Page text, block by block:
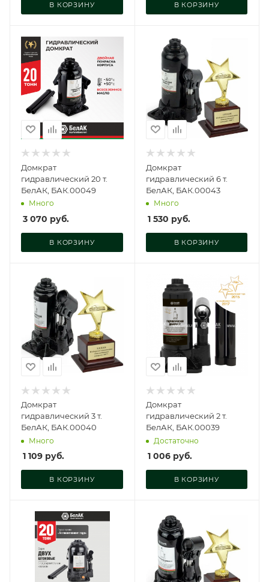
В КОРЗИНУ В КОРЗИНУ
Домкрат
гидравлический 20 т.
БелАК, БАК.00049
Много
3 070 руб.
В КОРЗИНУ
Домкрат
гидравлический 6 т.
БелАК, БАК.00043
Много
1 530 руб.
В КОРЗИНУ
Домкрат
гидравлический 3 т.
БелАК, БАК.00040
Много
1 109 руб.
В КОРЗИНУ
Домкрат
гидравлический 2 т.
БелАК, БАК.00039
Достаточно
1 006руб.
В КОРЗИНУ